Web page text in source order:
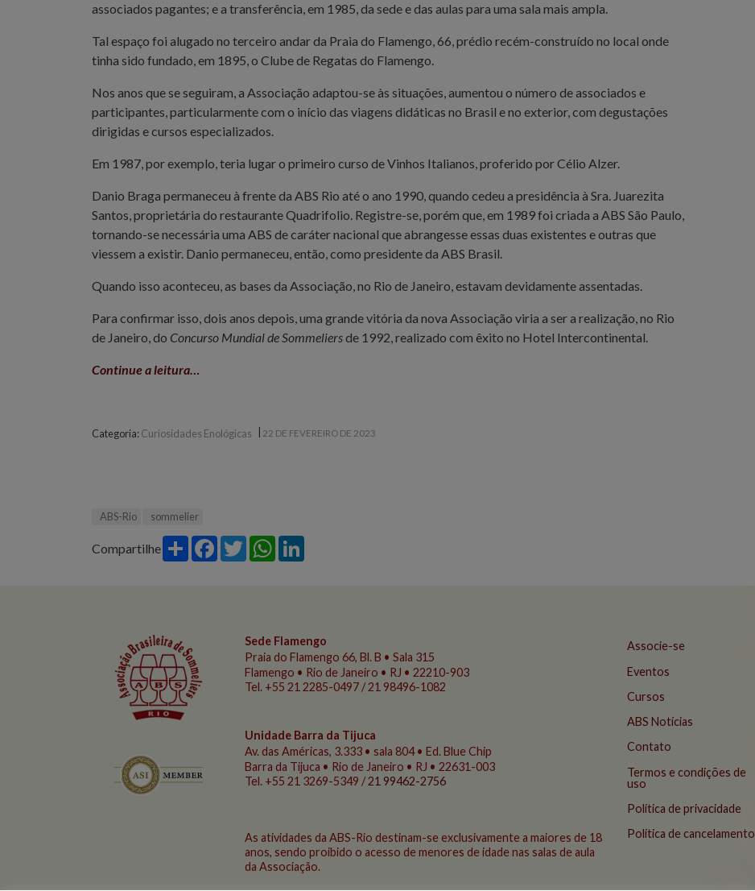
associados pagantes; e a transferência, em 1985, da sede e das aulas para uma sala mais ampla.
Tal espaço foi alugado no terceiro andar da Praia do Flamengo, 66, prédio recém-construído no local onde
tinha sido fundado, em 1895, o Clube de Regatas do Flamengo.
Nos anos que se seguiram, a Associação adaptou-se às situações, aumentou o número de associados e
participantes, particularmente com o início das viagens didáticas no Brasil e no exterior, com degustações
dirigidas e cursos especializados.
Em 1987, por exemplo, teria lugar o primeiro curso de Vinhos Italianos, proferido por Célio Alzer.
Danio Braga permaneceu à frente da ABS Rio até o ano 1990, quando cedeu a presidência à Sra. Juarezita
Santos, proprietária do restaurante Quadrifolio. Registre-se, porém que, em 1989 foi criada a ABS São Paulo,
tornando-se necessária uma ABS de caráter nacional que abrangesse essas duas existentes e outras que
viessem a existir. Danio permaneceu, então, como presidente da ABS Brasil.
Quando isso aconteceu, as bases da Associação, no Rio de Janeiro, estavam devidamente assentadas.
Para confirmar isso, dois anos depois, uma grande vitória da nova Associação viria a ser a realização, no Rio
de Janeiro, do Concurso Mundial de Sommeliersde 1992, realizado com êxito no Hotel Intercontinental.
Continue a leitura…
Categoria:Curiosidades Enológicas 22 DE FEVEREIRO DE 2023
ABS-Rio sommelier
Compartilhe Share Facebook
TwitterWhatsApp
Sede Flamengo
Praia do Flamengo 66, Bl. B • Sala 315
Flamengo • Rio de Janeiro • RJ • 22210-903
Tel. +55 21 2285-0497 / 21 98496-1082
Unidade Barra da Tijuca
Av. das Américas, 3.333 • sala 804 • Ed. Blue Chip
Barra da Tijuca • Rio de Janeiro • RJ • 22631-003
Tel. +55 21 3269-5349 /21 99462-2756
As atividades da ABS-Rio destinam-se exclusivamente a maiores de 18
anos, sendo proibido o acesso de menores de idade nas salas de aula
da Associação.
Associe-se
Eventos
Cursos
ABS Notícias
Contato
Termos e condições de
uso
Política de privacidade
Política de cancelamento